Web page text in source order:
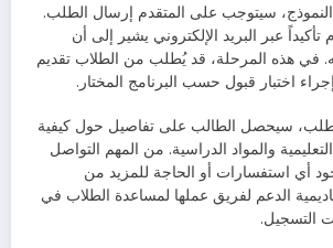
النموذج، سيتوجب على المتقدم إرسال الطلب.
تأكيداً عبر البريد الإلكتروني يشير إلى أن
في هذه المرحلة، قد يُطلب من الطلاب تقديم
اختبار قبول حسب البرنامج المختار.
سيحصل الطالب على تفاصيل حول كيفية
والمواد الدراسية. من المهم التواصل
أي استفسارات أو الحاجة للمزيد من
الدعم لفريق عملها لمساعدة الطلاب في
التسجيل.